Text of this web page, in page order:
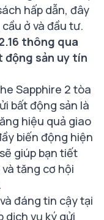
hấp dẫn, đây
ở và đầu tư​.
thông qua
động sản uy tín
Sapphire 2 tòa
bất động sản là
hiệu quả giao
biến động hiện
giúp bạn tiết
tăng cơ hội
đáng tin cậy tại
dịch vụ ký gửi